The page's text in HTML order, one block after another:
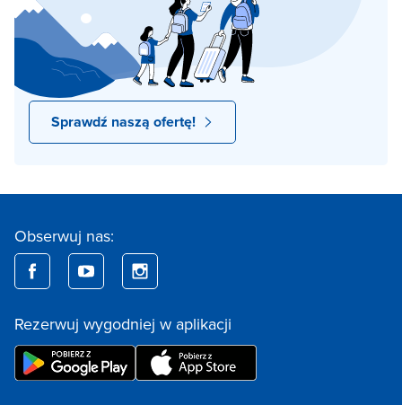
Sprawdź naszą ofertę!
Obserwuj nas:
Rezerwuj wygodniej w aplikacji